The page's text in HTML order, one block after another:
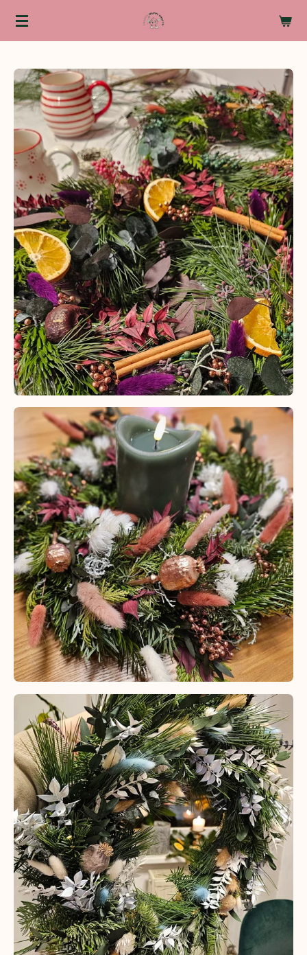
Zum
Hauptinhalt